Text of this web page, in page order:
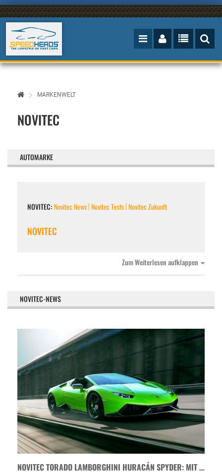
MARKENWELT
NOVITEC
AUTOMARKE
NOVITEC:Novitec News Novitec Tests Novitec Zukunft
NOVITEC
Zum Weiterlesen aufklappen
NOVITEC-NEWS
NOVITEC TORADO LAMBORGHINI HURACÁN SPYDER: MIT …